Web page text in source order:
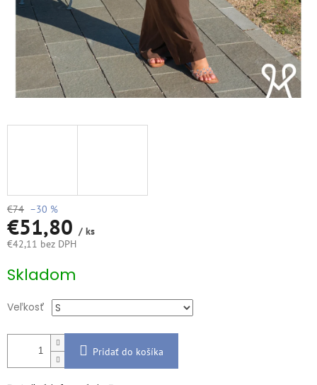
€74 –30 %
€51,80 / ks
€42,11 bez DPH
cena:
Skladom
Veľkosť
Pridať do košíka